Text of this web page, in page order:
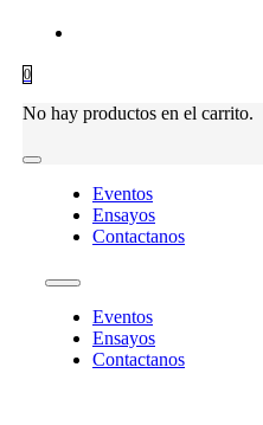
0
No hay productos en el carrito.
Eventos
Ensayos
Contactanos
Eventos
Ensayos
Contactanos